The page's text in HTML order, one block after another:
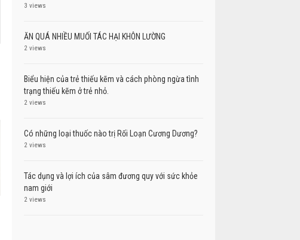
3 views
ĂN QUÁ NHIỀU MUỐI TÁC HẠI KHÔN LƯỜNG
2 views
Biểu hiện của trẻ thiếu kẽm và cách phòng ngừa tình
trạng thiếu kẽm ở trẻ nhỏ.
2 views
Có những loại thuốc nào trị Rối Loạn Cương Dương?
2 views
Tác dụng và lợi ích của sâm đương quy với sức khỏe
nam giới
2 views